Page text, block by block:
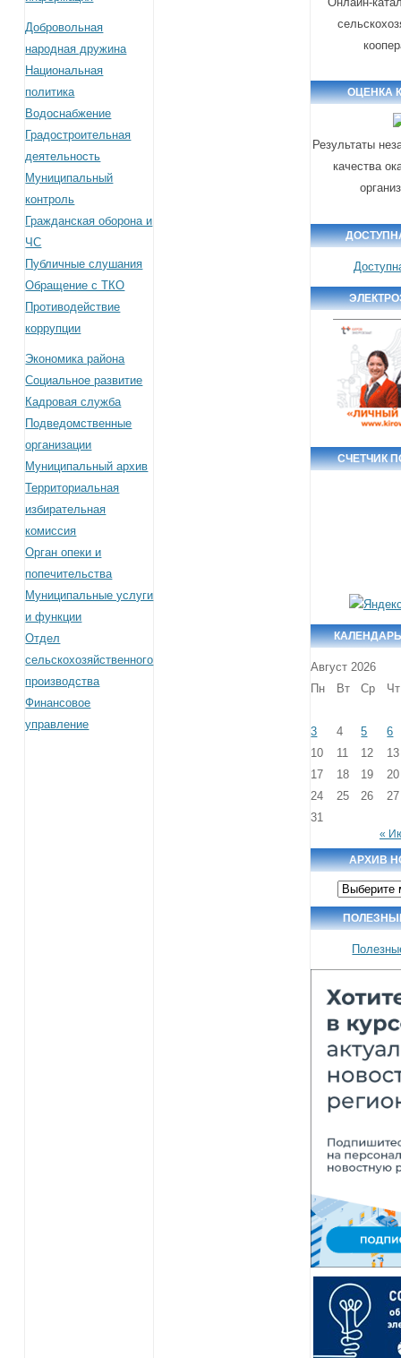
Добровольная
народная дружина
Национальная
политика
Водоснабжение
Градостроительная
деятельность
Муниципальный
контроль
Гражданская оборона и
ЧС
Публичные слушания
Обращение с ТКО
Противодействие
коррупции
Экономика района
Социальное развитие
Кадровая служба
Подведомственные
организации
Муниципальный архив
Территориальная
избирательная
комиссия
Орган опеки и
попечительства
Муниципальные услуги
и функции
Отдел
сельскохозяйственного
производства
Финансовое
управление
ОЦЕНКА
Результаты
качества
СЧЕТЧИК
Август 2026
Пн
Вт Ср Чт
3 4 5
6
10
11 12
13
17
18 19
20
24
25 26
27
31
«
АРХИВ
Архив
новостей